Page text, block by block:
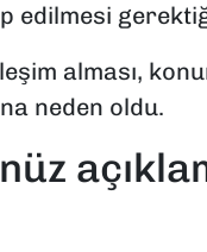
edilmesi
alması,
neden oldu.